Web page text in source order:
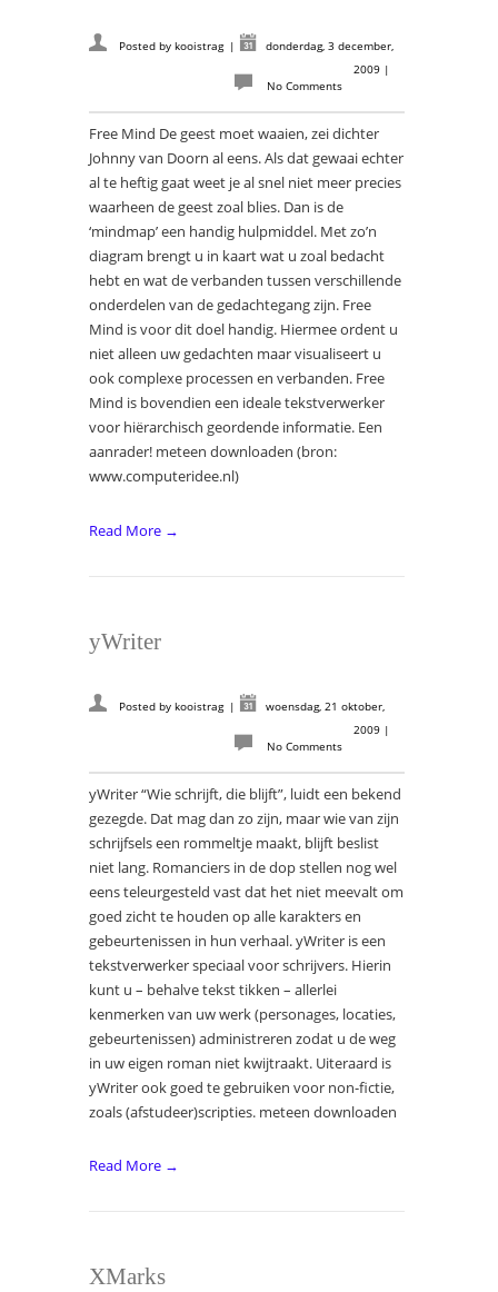
Posted by kooistrag |
donderdag, 3 december,
2009 |
No Comments
Free Mind De geest moet waaien, zei dichter
Johnny van Doorn al eens. Als dat gewaai echter
al te heftig gaat weet je al snel niet meer precies
waarheen de geest zoal blies. Dan is de
‘mindmap’ een handig hulpmiddel. Met zo’n
diagram brengt u in kaart wat u zoal bedacht
hebt en wat de verbanden tussen verschillende
onderdelen van de gedachtegang zijn. Free
Mind is voor dit doel handig. Hiermee ordent u
niet alleen uw gedachten maar visualiseert u
ook complexe processen en verbanden. Free
Mind is bovendien een ideale tekstverwerker
voor hiërarchisch geordende informatie. Een
aanrader! meteen downloaden (bron:
www.computeridee.nl)
Read More →
yWriter
Posted by kooistrag |
woensdag, 21 oktober,
2009 |
No Comments
yWriter “Wie schrijft, die blijft”, luidt een bekend
gezegde. Dat mag dan zo zijn, maar wie van zijn
schrijfsels een rommeltje maakt, blijft beslist
niet lang. Romanciers in de dop stellen nog wel
eens teleurgesteld vast dat het niet meevalt om
goed zicht te houden op alle karakters en
gebeurtenissen in hun verhaal. yWriter is een
tekstverwerker speciaal voor schrijvers. Hierin
kunt u – behalve tekst tikken – allerlei
kenmerken van uw werk (personages, locaties,
gebeurtenissen) administreren zodat u de weg
in uw eigen roman niet kwijtraakt. Uiteraard is
yWriter ook goed te gebruiken voor non-fictie,
zoals (afstudeer)scripties. meteen downloaden
Read More →
XMarks